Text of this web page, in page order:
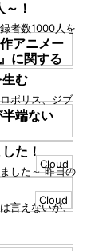
ルに好きな作
だが、アメデ
！
者数1000人を
初は何気なく
アニメー
に関する
ンの技術的な
載されていま
む
ポリス、ジブ
る名作にはど
端ない
まっていたと
とあるアーテ
た！
した～ 昨日の
者でやること
Cloud
言えないが、
そうなので、
Cloud